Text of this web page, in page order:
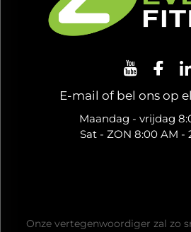
E-mail of bel ons op
Maandag - vrijdag
Sat - ZON 8:00 AM -
Onze vertegenwoordiger zal zo